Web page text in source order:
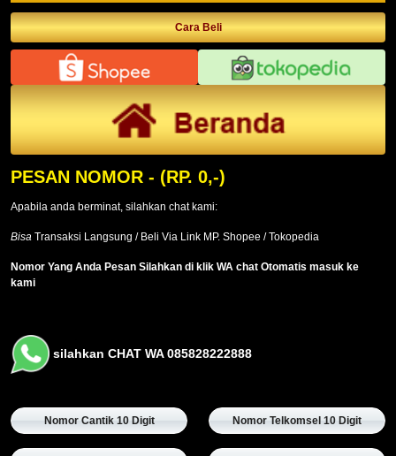
Cara Beli
PESAN NOMOR - (RP. 0,-)
Apabila anda berminat, silahkan chat kami:
Bisa Transaksi Langsung / Beli Via Link MP. Shopee / Tokopedia
Nomor Yang Anda Pesan Silahkan di klik WA chat Otomatis masuk ke
kami
silahkan CHAT WA 085828222888
Nomor Cantik 10 Digit Nomor Telkomsel 10 Digit